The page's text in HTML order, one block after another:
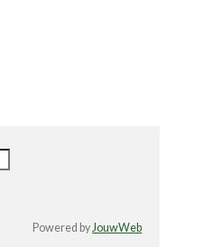
Powered byJouwWeb